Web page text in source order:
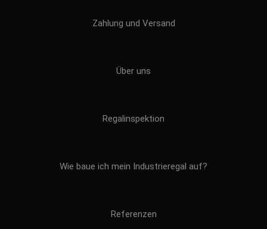
Zahlung und Versand
Über uns
Regalinspektion
Wie baue ich mein Industrieregal auf?
Referenzen